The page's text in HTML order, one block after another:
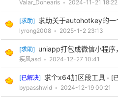
Valar_Dohearis • 2024-11-21 18:22
[求助] 求助关于autohotkey的一
lyrong2008 • 2025-1-2 23:13
[求助] uniapp打包成微信小程
疾风asd • 2024-12-27 10:41
[已解决] 求个x64加区段工具 - [
bypasshwid • 2024-12-19 00:21